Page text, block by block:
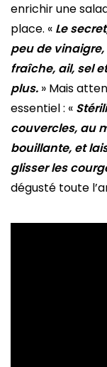
enrichir une
place. « Le
peu de
fraîche, ail, sel
plus. » Mais
essentiel : «
couvercles, au
bouillante, et
glisser les
dégusté toute